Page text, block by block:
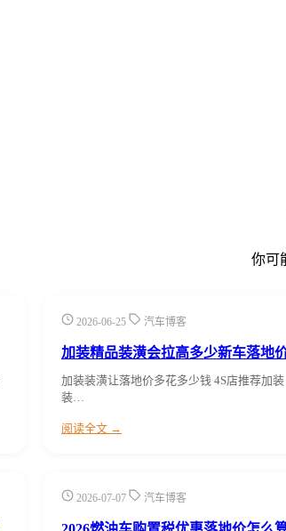
你可
2026-06-25 汽车博客
加装精品装潢会拉高多少新车落地
加装装潢让落地价多花多少钱 4S店推荐加装
装…
阅读全文 →
2026-07-07 汽车博客